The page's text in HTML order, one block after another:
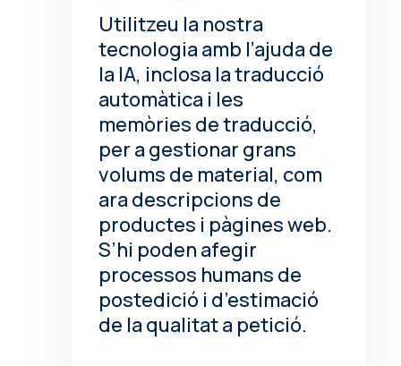
Utilitzeu la nostra
tecnologia amb l’ajuda de
la IA, inclosa la traducció
automàtica i les
memòries de traducció,
per a gestionar grans
volums de material, com
ara descripcions de
productes i pàgines web.
S’hi poden afegir
processos humans de
postedició i d’estimació
de la qualitat a petició.